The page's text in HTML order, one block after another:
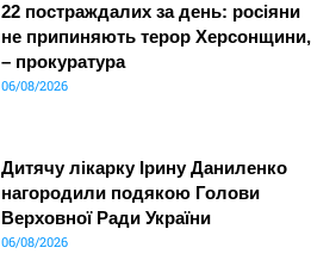
22 постраждалих за день: росіяни
не припиняють терор Херсонщини,
– прокуратура
06/08/2026
Дитячу лікарку Ірину Даниленко
нагородили подякою Голови
Верховної Ради України
06/08/2026